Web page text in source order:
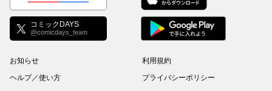
コミックDAYS
@comicdays_team
お知らせ
ヘルプ／使い方
利用規約
プライバシーポリシー